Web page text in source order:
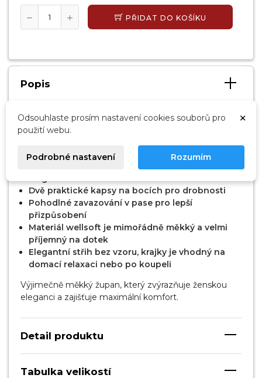
PŘIDAT DO KOŠÍKU
Popis
Dámský župan Dextra 43595/24 značkHENDERSON
nabízí elegantní styl, výjimečné pohodlí a lehkost pro
každodenní relaxaci. Perfektní volba pro ženy hledající
kvalitu.
Dvě praktické kapsy na bocích pro drobnosti
Pohodlné zavazování v pase pro lepší
přizpůsobení
Materiál wellsoft je mimořádně měkký a velmi
příjemný na dotek
Elegantní střih bez vzoru, krajky je vhodný na
domací relaxaci nebo po koupeli
Výjimečně měkký župan, který zvýrazňuje ženskou
eleganci a zajišťuje maximální komfort.
Detail produktu
Tabulka velikostí
×
Odsouhlaste prosím nastavení cookies souborů pro
použití webu.
Podrobné nastavení Rozumím